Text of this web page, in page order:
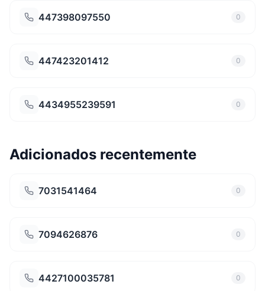
447398097550 0
447423201412 0
4434955239591 0
Adicionados recentemente
7031541464 0
7094626876 0
4427100035781 0